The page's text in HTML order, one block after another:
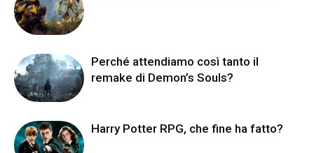
Perché attendiamo così tanto il
remake di Demon’s Souls?
Harry Potter RPG, che fine ha fatto?